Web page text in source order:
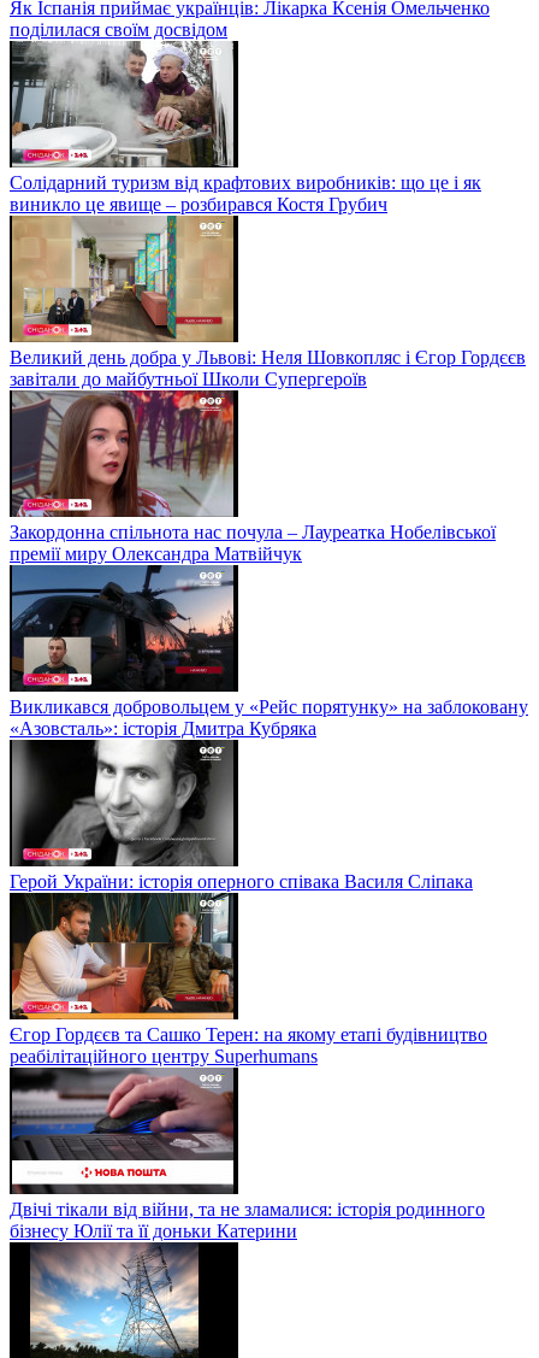
Як Іспанія приймає українців: Лікарка Ксенія Омельченко
поділилася своїм досвідом
Солідарний туризм від крафтових виробників: що це і як
виникло це явище – розбирався Костя Грубич
Великий день добра у Львові: Неля Шовкопляс і Єгор Гордєєв
завітали до майбутньої Школи Супергероїв
Закордонна спільнота нас почула – Лауреатка Нобелівської
премії миру Олександра Матвійчук
Викликався добровольцем у «Рейс порятунку» на заблоковану
«Азовсталь»: історія Дмитра Кубряка
Герой України: історія оперного співака Василя Сліпака
Єгор Гордєєв та Сашко Терен: на якому етапі будівництво
реабілітаційного центру Superhumans
Двічі тікали від війни, та не зламалися: історія родинного
бізнесу Юлії та її доньки Катерини